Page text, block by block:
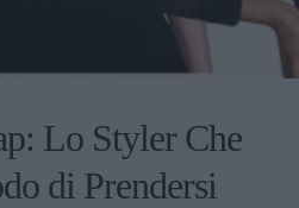
Lo Styler Che
di Prendersi